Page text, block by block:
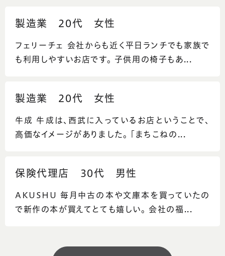
製造業 20代 女性
フェリーチェ 会社からも近く平日ランチでも家族で
も利用しやすいお店です。 子供用の椅子もあ...
製造業 20代 女性
牛成 牛成は、西武に入っているお店ということで、
高価なイメージがありました。 「まちこねの...
保険代理店 30代 男性
AKUSHU 毎月中古の本や文庫本を買っていたの
で新作の本が買えてとても嬉しい。 会社の福...